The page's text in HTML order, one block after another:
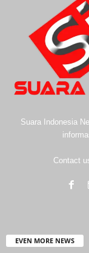
Suara Indonesia
Contact
EVEN MORE NEWS